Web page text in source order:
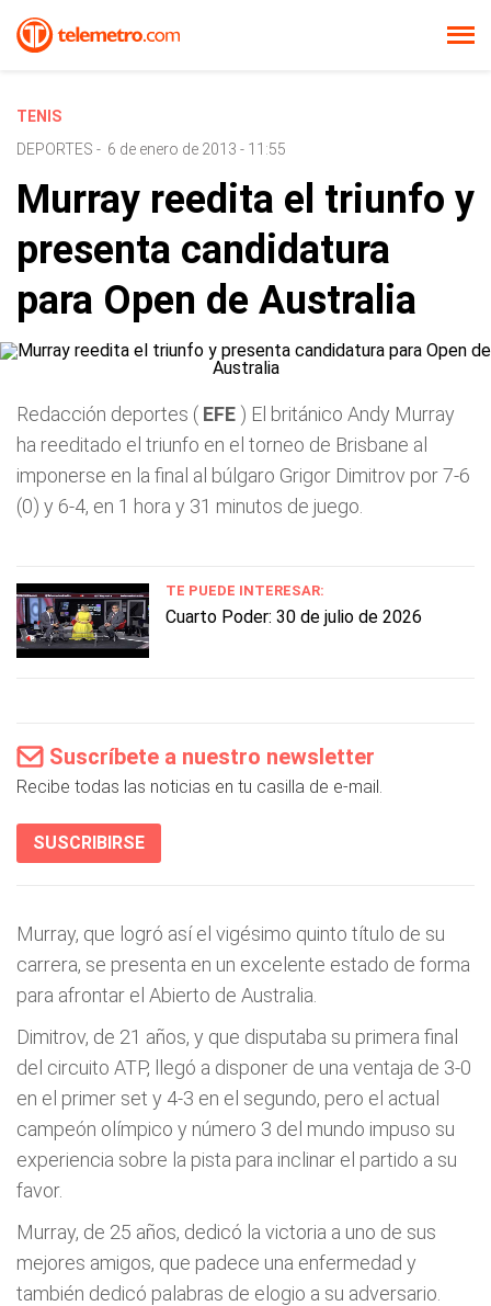
TENIS
DEPORTES - 6 de enero de 2013 - 11:55
Murray reedita el triunfo y
presenta candidatura
para Open de Australia
Redacción deportes ( EFE ) El británico Andy Murray
ha reeditado el triunfo en el torneo de Brisbane al
imponerse en la final al búlgaro Grigor Dimitrov por 7-6
(0) y 6-4, en 1 hora y 31 minutos de juego.
TE PUEDE INTERESAR:
Cuarto Poder: 30 de julio de 2026
Suscríbete a nuestro newsletter
Recibe todas las noticias en tu casilla de e-mail.
SUSCRIBIRSE
Murray, que logró así el vigésimo quinto título de su
carrera, se presenta en un excelente estado de forma
para afrontar el Abierto de Australia.
Dimitrov, de 21 años, y que disputaba su primera final
del circuito ATP, llegó a disponer de una ventaja de 3-0
en el primer set y 4-3 en el segundo, pero el actual
campeón olímpico y número 3 del mundo impuso su
experiencia sobre la pista para inclinar el partido a su
favor.
Murray, de 25 años, dedicó la victoria a uno de sus
mejores amigos, que padece una enfermedad y
también dedicó palabras de elogio a su adversario.